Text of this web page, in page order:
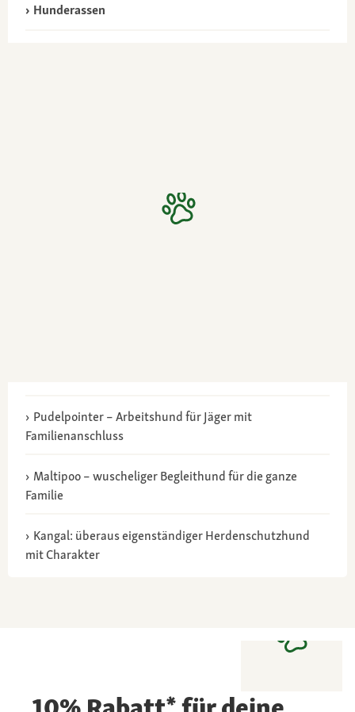
Hunderassen
Pudelpointer – Arbeitshund für Jäger mit
Familienanschluss
Maltipoo – wuscheliger Begleithund für die ganze
Familie
Kangal: überaus eigenständiger Herdenschutzhund
mit Charakter